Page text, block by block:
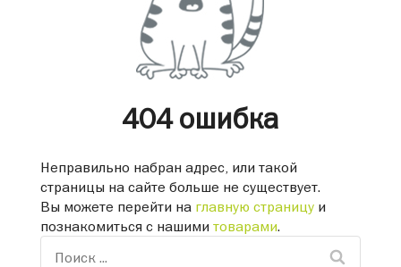
404 ошибка
Неправильно набран адрес, или такой
страницы на сайте больше не существует.
Вы можете перейти на главную страницуи
познакомиться с нашими товарами.